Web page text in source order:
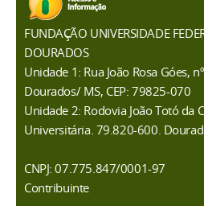
FUNDAÇÃO UNIVERSIDADE
DOURADOS
Unidade 1: Rua João Rosa Góes,
Dourados/ MS, CEP: 79825-070
Unidade 2: Rodovia João Totó da
Universitária. 79.820-600.
CNPJ: 07.775.847/0001-97
Contribuinte